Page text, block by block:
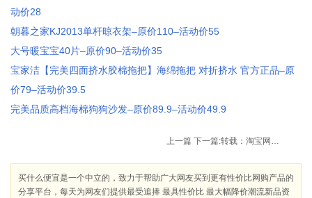
动价28
朝暮之家KJ2013单杆晾衣架–原价110–活动价55
大号暖宝宝40片–原价90–活动价35
宝家洁【完美四面挤水胶棉拖把】海绵拖把 对折挤水 官方正品–原
价79–活动价39.5
完美品质高档海棉狗狗沙发–原价89.9–活动价49.9
上一篇 下一篇: 转载：淘宝网购狂欢节促销商品推荐-保健品
买什么便宜是一个中立的，致力于帮助广大网友买到更有性价比网购产品的
分享平台，每天为网友们提供最受追捧 最具性价比 最大幅降价潮流新品资